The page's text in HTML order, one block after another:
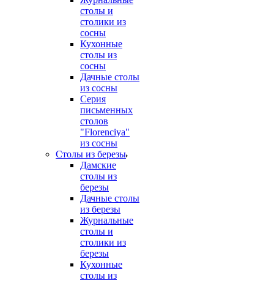
столы и
столики из
сосны
Кухонные
столы из
сосны
Дачные столы
из сосны
Серия
письменных
столов
"Florenciya"
из сосны
Столы из березы
Дамские
столы из
березы
Дачные столы
из березы
Журнальные
столы и
столики из
березы
Кухонные
столы из